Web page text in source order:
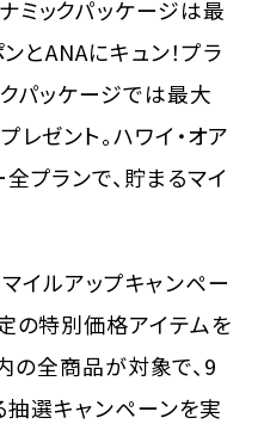
ミックパッケージは最
とANAにキュン！プラ
パッケージでは最大
ゼント。ハワイ・オア
プランで、貯まるマイ
イルアップキャンペー
の特別価格アイテムを
の全商品が対象で、9
選キャンペーンを実